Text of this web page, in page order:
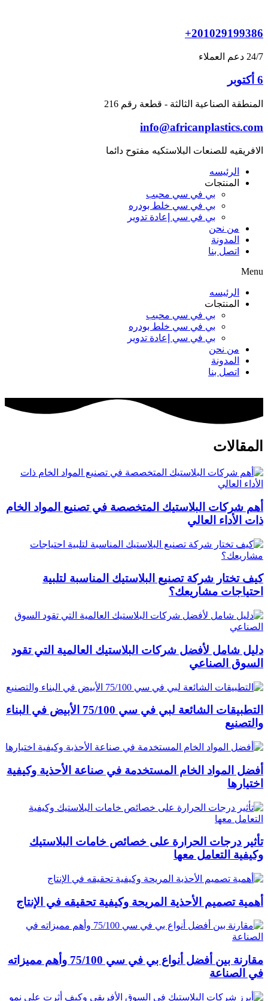
content
+201029199386
24/7 دعم العملاء
6 أكتوبر
المنطقة الصناعية الثالثة - قطعة رقم 216
info@africanplastics.com
الافريقيه للصنعات البلاستكيه مفتوح دائما
الرئيسه
المنتجات
بي في سي محبب
بي في سي خلط بودره
بي في سي إعادة تدوير
من نحن
المدونة
اتصل بنا
Menu
الرئيسه
المنتجات
بي في سي محبب
بي في سي خلط بودره
بي في سي إعادة تدوير
من نحن
المدونة
اتصل بنا
المقالات
أهم شركات البلاستيك المتخصصة في تصنيع المواد الخام
ذات الأداء العالي
كيف تختار شركة تصنيع البلاستيك المناسبة لتلبية
احتياجات مشاريعك؟
دليل شامل لأفضل شركات البلاستيك العالمية التي تقود
السوق الصناعي
التطبيقات الشائعة لبي في سي 75/100 الأبيض في البناء
والتصنيع
أفضل المواد الخام المستخدمة في صناعة الأحذية وكيفية
اختيارها
تأثير درجات الحرارة على خصائص خامات البلاستيك
وكيفية التعامل معها
أهمية تصميم الأحذية المريحة وكيفية تحقيقه في الإنتاج
مقارنة بين أفضل أنواع بي في سي 75/100 وأهم مميزاته
في الصناعة